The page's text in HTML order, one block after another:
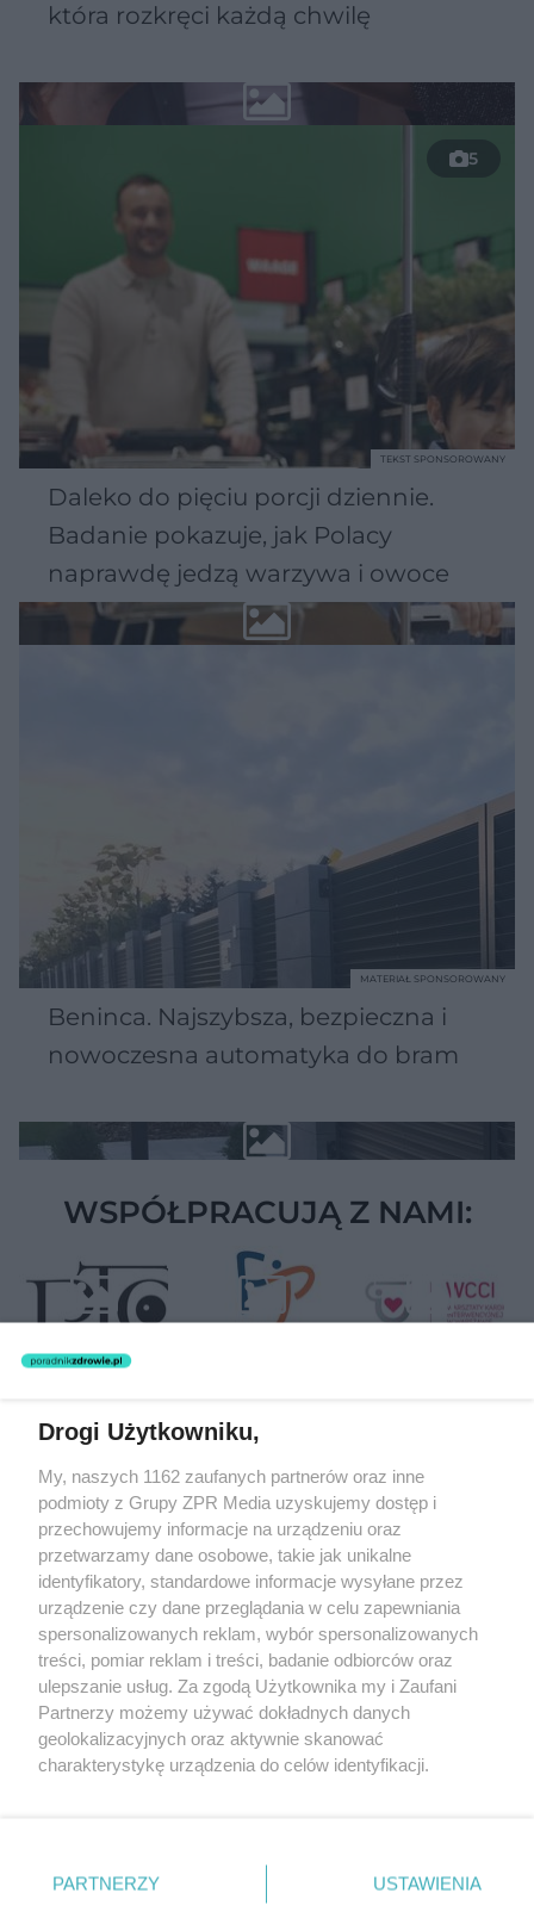
która rozkręci każdą chwilę
5
Daleko do pięciu porcji dziennie.
Badanie pokazuje, jak Polacy
naprawdę jedzą warzywa i owoce
TEKST SPONSOROWANY
Beninca. Najszybsza, bezpieczna i
nowoczesna automatyka do bram
MATERIAŁ SPONSOROWANY
WSPÓŁPRACUJĄ Z NAMI:
Żaden utwór zamieszczony w serwisie nie może być powielany i
rozpowszechniany lub dalej rozpowszechniany w jakikolwiek sposób
(w tym także elektroniczny lub mechaniczny) na jakimkolwiek polu
eksploatacji w jakiejkolwiek formie, włącznie z umieszczaniem w
Internecie bez pisemnej zgody właściciela praw. Jakiekolwiek użycie
lub wykorzystanie utworów w całości lub w części z naruszeniem
prawa, tzn. bez właściwej zgody, jest zabronione pod groźbą kary i
może być ścigane prawnie.
O nas
Nasze serwisy
Drogi Użytkowniku,
My, naszych 1162 zaufanych partnerów oraz inne
podmioty z Grupy ZPR Media uzyskujemy dostęp i
przechowujemy informacje na urządzeniu oraz
przetwarzamy dane osobowe, takie jak unikalne
identyfikatory, standardowe informacje wysyłane przez
urządzenie czy dane przeglądania w celu zapewniania
spersonalizowanych reklam, wybór spersonalizowanych
treści, pomiar reklam i treści, badanie odbiorców oraz
ulepszanie usług. Za zgodą Użytkownika my i Zaufani
Partnerzy możemy używać dokładnych danych
geolokalizacyjnych oraz aktywnie skanować
charakterystykę urządzenia do celów identyfikacji.
zmienić/wycofać klikając przycisk ustawień prywatności
znajdujący się w lewym dolnym rogu strony
PARTNERZY USTAWIENIA